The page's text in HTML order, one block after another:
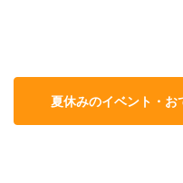
夏休みのイベント・お